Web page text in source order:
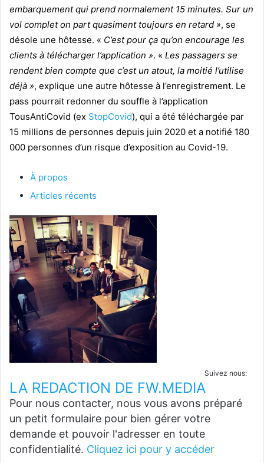
embarquement qui prend normalement 15 minutes. Sur un
vol complet on part quasiment toujours en retard », se
désole une hôtesse. « C’est pour ça qu’on encourage les
clients à télécharger l’application ». « Les passagers se
rendent bien compte que c’est un atout, la moitié l’utilise
déjà », explique une autre hôtesse à l’enregistrement. Le
pass pourrait redonner du souffle à l’application
TousAntiCovid (ex StopCovid), qui a été téléchargée par
15 millions de personnes depuis juin 2020 et a notifié 180
000 personnes d’un risque d’exposition au Covid-19.
À propos
Articles récents
Suivez nous:
LA REDACTION DE FW.MEDIA
Pour nous contacter, nous vous avons préparé
un petit formulaire pour bien gérer votre
demande et pouvoir l'adresser en toute
confidentialité. Cliquez ici pour y accéder